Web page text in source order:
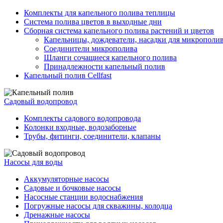
Комплекты для капельного полива теплицы
Система полива цветов в выходные дни
Сборная система капельного полива растений и цветов
Капельницы, дождеватели, насадки для
Соединители микрополива
Шланги сочащиеся капельного полива
Принадлежности капельный полив
Капельный полив Cellfast
Садовый водопровод
Комплекты садового водопровода
Колонки входные, водозаборные
Трубы, фитинги, соединители, клапаны
Насосы для воды
Аккумуляторные насосы
Садовые и бочковые насосы
Насосные станции водоснабжения
Погружные насосы для скважины, колодца
Дренажные насосы